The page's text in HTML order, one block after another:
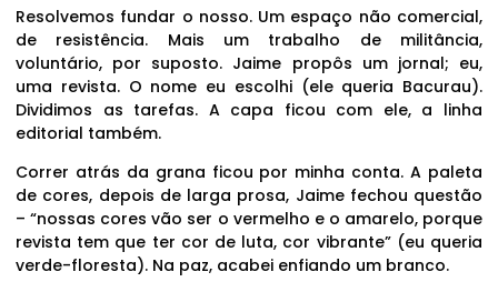
Resolvemos fundar o nosso. Um espaço não comercial,
de resistência. Mais um trabalho de militância,
voluntário, por suposto. Jaime propôs um jornal; eu,
uma revista. O nome eu escolhi (ele queria Bacurau).
Dividimos as tarefas. A capa ficou com ele, a linha
editorial também.
Correr atrás da grana ficou por minha conta. A paleta
de cores, depois de larga prosa, Jaime fechou questão
– “nossas cores vão ser o vermelho e o amarelo, porque
revista tem que ter cor de luta, cor vibrante” (eu queria
verde-floresta). Na paz, acabei enfiando um branco.